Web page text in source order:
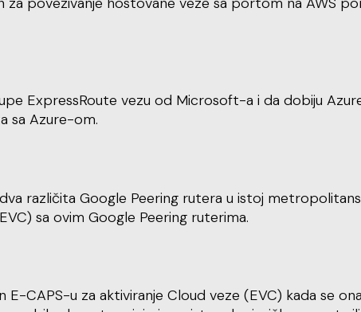
ExpressRoute vezu od Microsoft-a i da dobiju
sa Azure-om.
različita Google Peering rutera u istoj
sa ovim Google Peering ruterima.
CAPS-u za aktiviranje Cloud veze (EVC) kada se